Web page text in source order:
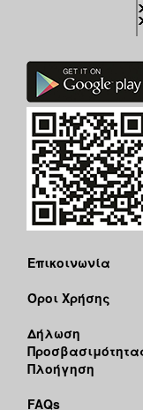
Επικοινωνία
Όροι Χρήσης
Δήλωση
Πλοήγηση
FAQs